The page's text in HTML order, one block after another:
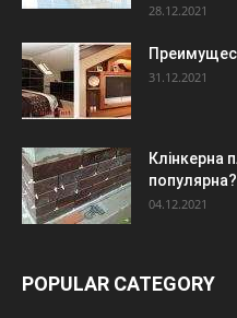
28.12.2021
31.12.2021
Клінкерна
популярна?
04.12.2021
POPULAR CATEGORY